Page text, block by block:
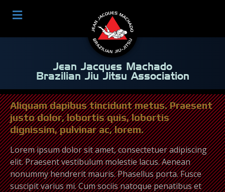
Jean Jacques Machado
Brazilian Jiu Jitsu Association
Aliquam dapibus tincidunt metus. Praesent
justo dolor, lobortis quis, lobortis
dignissim, pulvinar ac, lorem.
Lorem ipsum dolor sit amet, consectetuer adipiscing
elit. Praesent vestibulum molestie lacus. Aenean
nonummy hendrerit mauris. Phasellus porta. Fusce
suscipit varius mi. Cum sociis natoque penatibus et